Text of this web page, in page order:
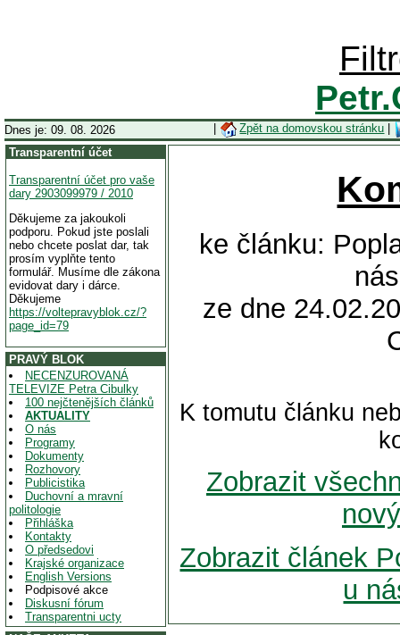
Dnes je: 09. 08. 2026 Zpět na domovskou stránku
Transparentní účet
Transparentní účet pro vaše
dary 2903099979 / 2010
Děkujeme za jakoukoli
podporu. Pokud jste poslali
nebo chcete poslat dar, tak
prosím vyplňte tento
formulář. Musíme dle zákona
evidovat dary i dárce.
Děkujeme
https://voltepravyblok.cz/?
page_id=79
PRAVÝ BLOK
NECENZUROVANÁ
TELEVIZE Petra Cibulky
100 nejčtenějších článků
AKTUALITY
O nás
Programy
Dokumenty
Rozhovory
Publicistika
Duchovní a mravní
politologie
Přihláška
Kontakty
O předsedovi
Krajské organizace
English Versions
Podpisové akce
Diskusní fórum
Transparentni ucty
ke článku:
ze dne
K tomutu článku
Zobrazit
Zobrazit článek
u